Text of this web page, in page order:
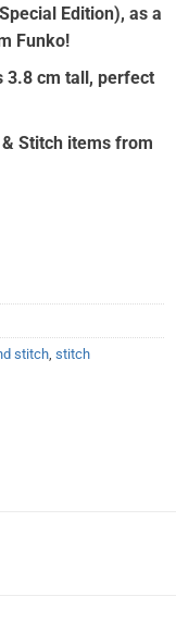
Edition), as a
Funko!
3.8 cm tall, perfect
Stitch items from
stitch, stitch